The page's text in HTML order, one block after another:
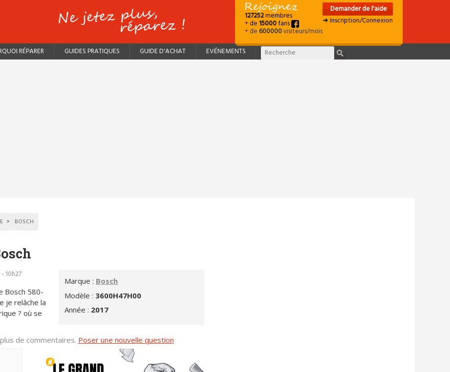
127252membres
+ de15000fans
+ de600000visiteurs/mois
Demander de l'aide
➜ Inscription/Connexion
RÉPARER GUIDES PRATIQUES GUIDE D'ACHAT EVÉNEMENTS
BOSCH
Marque : Bosch
Modèle : 3600H47H00
Année : 2017
10h27
Bosch 580-
je relâche la
? où se
de commentaires. Poser une nouvelle question